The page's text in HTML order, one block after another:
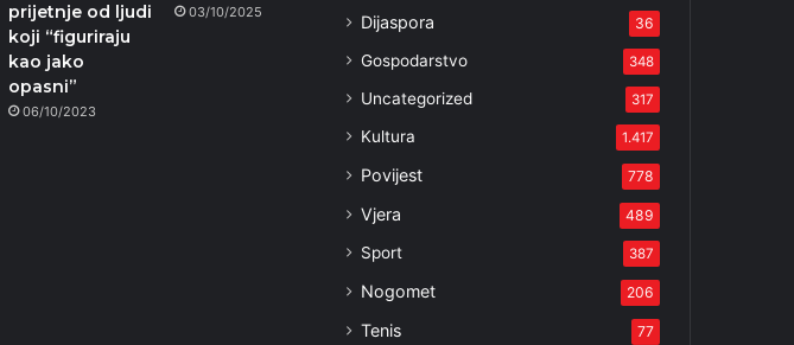
prijetnje od ljudi
koji “figuriraju
kao jako
opasni”
06/10/2023
03/10/2025 Dijaspora 36
Gospodarstvo 348
Uncategorized 317
Kultura 1.417
Povijest 778
Vjera 489
Sport 387
Nogomet 206
Tenis 77